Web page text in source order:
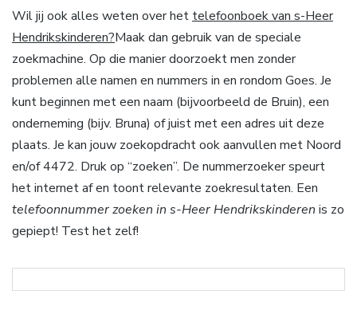
Wil jij ook alles weten over het telefoonboek van s-Heer
Hendrikskinderen?Maak dan gebruik van de speciale
zoekmachine. Op die manier doorzoekt men zonder
problemen alle namen en nummers in en rondom Goes. Je
kunt beginnen met een naam (bijvoorbeeld de Bruin), een
onderneming (bijv. Bruna) of juist met een adres uit deze
plaats. Je kan jouw zoekopdracht ook aanvullen met Noord
en/of 4472. Druk op “zoeken”. De nummerzoeker speurt
het internet af en toont relevante zoekresultaten. Een
telefoonnummer zoeken in s-Heer Hendrikskinderen is zo
gepiept! Test het zelf!